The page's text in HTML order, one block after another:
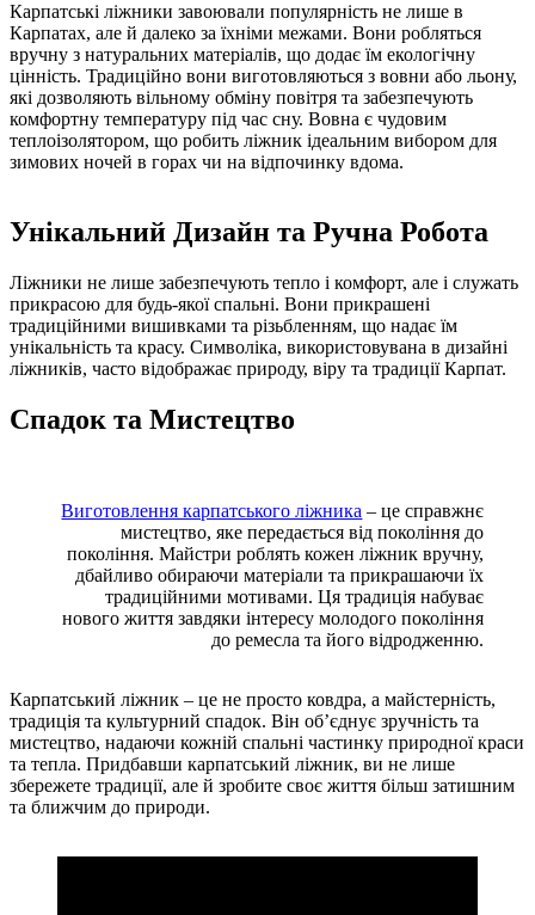
Карпатські ліжники завоювали популярність не лише в
Карпатах, але й далеко за їхніми межами. Вони робляться
вручну з натуральних матеріалів, що додає їм екологічну
цінність. Традиційно вони виготовляються з вовни або льону,
які дозволяють вільному обміну повітря та забезпечують
комфортну температуру під час сну. Вовна є чудовим
теплоізолятором, що робить ліжник ідеальним вибором для
зимових ночей в горах чи на відпочинку вдома.
Унікальний Дизайн та Ручна Робота
Ліжники не лише забезпечують тепло і комфорт, але і служать
прикрасою для будь-якої спальні. Вони прикрашені
традиційними вишивками та різьбленням, що надає їм
унікальність та красу. Символіка, використовувана в дизайні
ліжників, часто відображає природу, віру та традиції Карпат.
Спадок та Мистецтво
Виготовлення карпатського ліжника – це справжнє
мистецтво, яке передається від покоління до
покоління. Майстри роблять кожен ліжник вручну,
дбайливо обираючи матеріали та прикрашаючи їх
традиційними мотивами. Ця традиція набуває
нового життя завдяки інтересу молодого покоління
до ремесла та його відродженню.
Карпатський ліжник – це не просто ковдра, а майстерність,
традиція та культурний спадок. Він об’єднує зручність та
мистецтво, надаючи кожній спальні частинку природної краси
та тепла. Придбавши карпатський ліжник, ви не лише
збережете традиції, але й зробите своє життя більш затишним
та ближчим до природи.